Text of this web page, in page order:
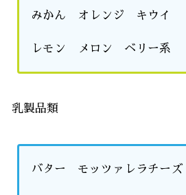
みかん オレンジ キウイ
レモン メロン ベリー系
乳製品類
バター モッツァレラチーズ